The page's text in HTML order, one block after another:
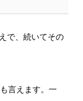
で、続いてその
言えます。一